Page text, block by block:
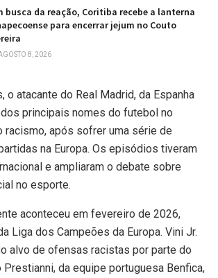
busca da reação, Coritiba recebe a lanterna
para encerrar jejum no Couto
8, 2026
o atacante do Real Madrid, da Espanha
principais nomes do futebol no
racismo, após sofrer uma série de
na Europa. Os episódios tiveram
e ampliaram o debate sobre
no esporte.
aconteceu em fevereiro de 2026,
Liga dos Campeões da Europa. Vini Jr.
alvo de ofensas racistas por parte do
Prestianni, da equipe portuguesa Benfica,